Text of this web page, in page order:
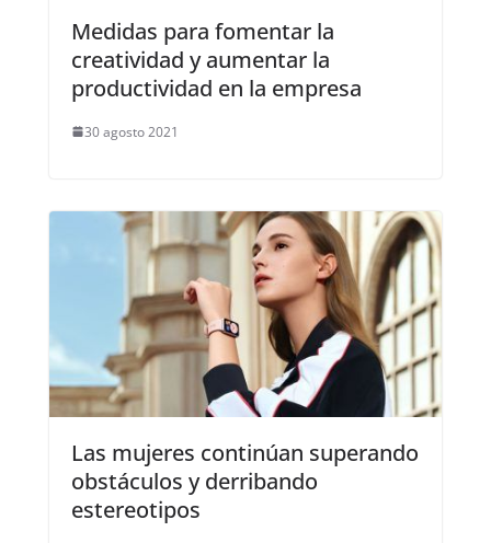
Medidas para fomentar la
creatividad y aumentar la
productividad en la empresa
30 agosto 2021
Las mujeres continúan superando
obstáculos y derribando
estereotipos